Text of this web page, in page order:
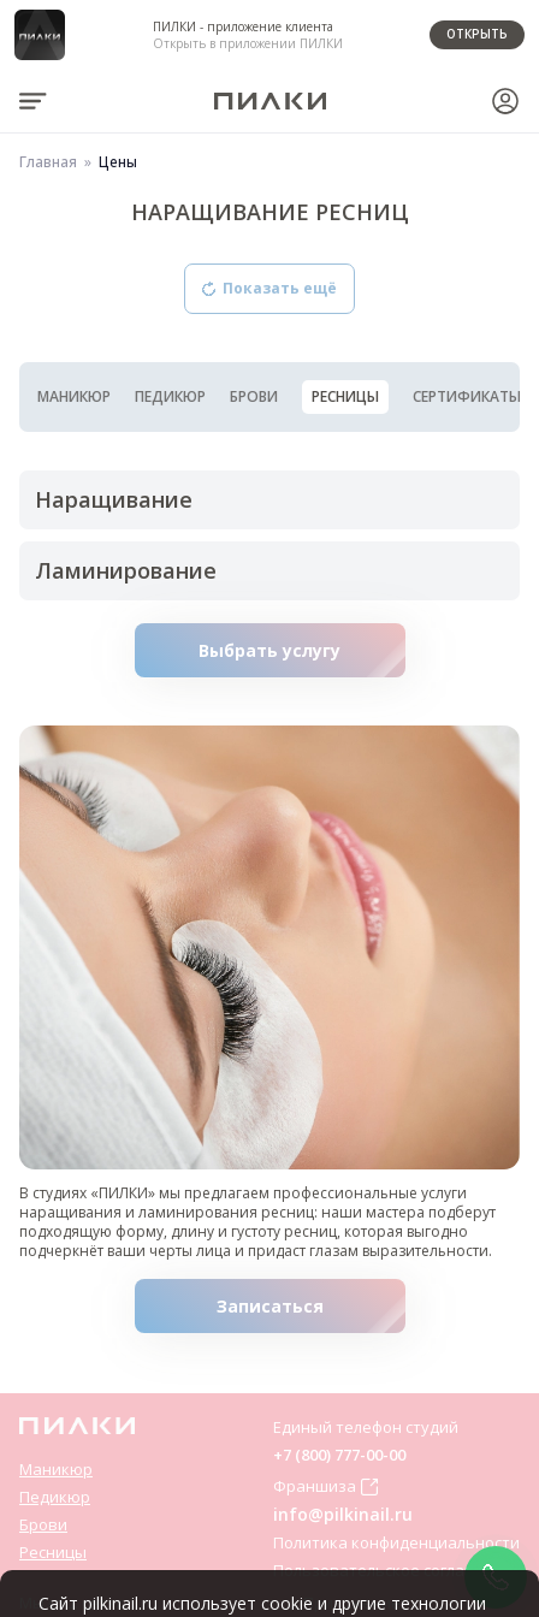
ПИЛКИ - приложение клиента
Открыть в приложении ПИЛКИ
ОТКРЫТЬ
Главная Цены
НАРАЩИВАНИЕ РЕСНИЦ
Показать ещё
МАНИКЮР ПЕДИКЮР БРОВИ РЕСНИЦЫ СЕРТИФИКАТЫ
Наращивание
Ламинирование
Выбрать услугу
В студиях «ПИЛКИ» мы предлагаем профессиональные услуги
наращивания и ламинирования ресниц: наши мастера подберут
подходящую форму, длину и густоту ресниц, которая выгодно
подчеркнёт ваши черты лица и придаст глазам выразительности.
Записаться
Маникюр
Педикюр
Брови
Ресницы
Единый телефон студий
+7 (800) 777-00-00
Франшиза
info@pilkinail.ru
Политика конфиденциальности
Пользовательское соглашение
Мы соц. сетях:
Приложение:
Сайт pilkinail.ru использует cookie и другие технологии